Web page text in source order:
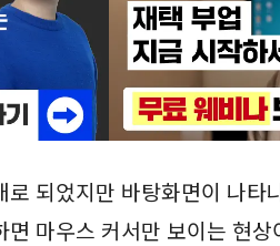
되었지만 바탕화면이 나타
마우스 커서만 보이는 현상